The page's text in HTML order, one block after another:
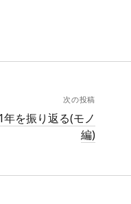
次の投稿
を振り返る(モノ
編)